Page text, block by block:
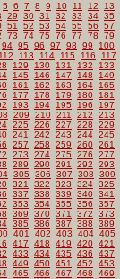
5 6 7 8 9 10 11 12
13
29 30 31 32 33 34 35
51 52 53 54 55 56
57
73 74 75 76 77 78
79
94 95 96 97 98 99
100
112 113 114 115 116
117
129 130 131 132
133
145 146 147 148
149
161 162 163 164
165
177 178 179 180
181
193 194 195 196
197
209 210 211 212
213
225 226 227 228
229
241 242 243 244 245
257 258 259 260 261
273 274 275 276
277
289 290 291 292
293
305 306 307 308
309
321 322 323 324 325
337 338 339 340 341
353 354 355 356
357
369 370 371 372
373
385 386 387 388
389
401 402 403 404 405
417 418 419 420 421
433 434 435 436
437
449 450 451 452
453
465 466 467 468 469